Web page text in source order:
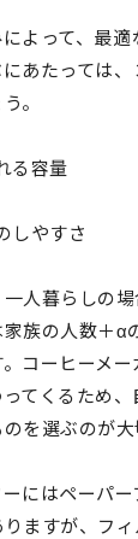
よって、最
あたっては
。
る容量
しやすさ
人暮らしの
族の人数＋α
コーヒーメ
てくるため
を選ぶのが大
にはペーパ
ますが、フ